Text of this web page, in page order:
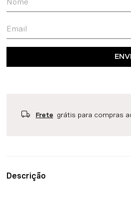
Frete grátis para compras
Descrição